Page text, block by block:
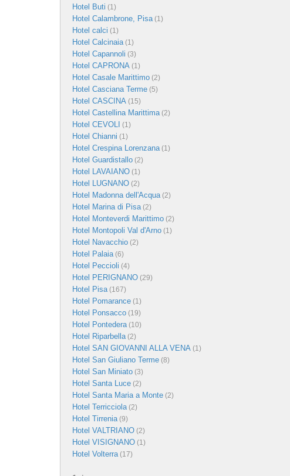
Hotel Buti (1)
Hotel Calambrone, Pisa(1)
Hotel calci (1)
Hotel Calcinaia(1)
Hotel Capannoli (3)
Hotel CAPRONA (1)
Hotel Casale Marittimo (2)
Hotel Casciana Terme (5)
Hotel CASCINA (15)
Hotel Castellina Marittima(2)
Hotel CEVOLI (1)
Hotel Chianni (1)
Hotel Crespina Lorenzana(1)
Hotel Guardistallo (2)
Hotel LAVAIANO (1)
Hotel LUGNANO (2)
Hotel Madonna dell'Acqua(2)
Hotel Marina di Pisa(2)
Hotel Monteverdi Marittimo (2)
Hotel Montopoli Val d'Arno (1)
Hotel Navacchio (2)
Hotel Palaia(6)
Hotel Peccioli (4)
Hotel PERIGNANO (29)
Hotel Pisa(167)
Hotel Pomarance (1)
Hotel Ponsacco (19)
Hotel Pontedera(10)
Hotel Riparbella(2)
Hotel SAN GIOVANNI ALLA VENA (1)
Hotel San Giuliano Terme (8)
Hotel San Miniato (3)
Hotel Santa Luce (2)
Hotel Santa Maria a Monte (2)
Hotel Terricciola(2)
Hotel Tirrenia(9)
Hotel VALTRIANO (2)
Hotel VISIGNANO (1)
Hotel Volterra(17)